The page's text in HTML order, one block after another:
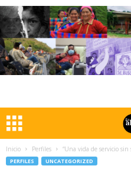
Inicio Perfiles “Una vida de servicio
PERFILES UNCATEGORIZED